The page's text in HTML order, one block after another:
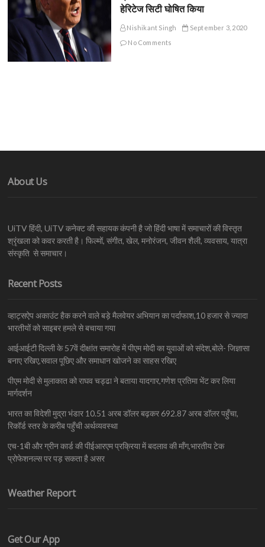
हेरिटेज सिटी घोषित किया
Nishikant Singh
September 3, 2020
No Comments
About Us
UiTV हिंदी, UiTV कनेक्ट की सहायक कंपनी है जो हिंदी भाषा में समाचारों की विस्तृत
श्रृंखला को कवर करती है। फिल्मों, संगीत, खेल, मनोरंजन, जीवन शैली, व्यवसाय, यात्रा
संस्कृति से समाचार।
Recent Posts
व्हाट्सऐप अकाउंट हैक करने वाले बड़े मैलवेयर अभियान का पर्दाफाश,10 हजार से ज्यादा
भारतीयों को साइबर हमले से बचाया गया
आईआईटी दिल्ली के 57वें दीक्षांत समारोह में पीएम मोदी का युवाओं को संदेश,बोले- जिज्ञासा
बनाए रखिए,सवाल पूछिए और समाधान खोजने का साहस रखिए
पीएम मोदी से मुलाकात को राघव चड्ढा ने बताया यादगार,गणेश प्रतिमा भेंट कर लिया
मार्गदर्शन
भारत का विदेशी मुद्रा भंडार 10.51 अरब डॉलर बढ़कर 692.87 अरब डॉलर पहुँचा,
रिकॉर्ड स्तर के करीब पहुँची अर्थव्यवस्था
एच-1बी और ग्रीन कार्ड की पीईआरएम प्रक्रिया में बदलाव की माँग,भारतीय टेक
प्रोफेशनल्स पर पड़ सकता है असर
Weather Report
Get Our App